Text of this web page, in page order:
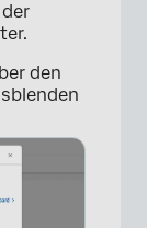
×
den